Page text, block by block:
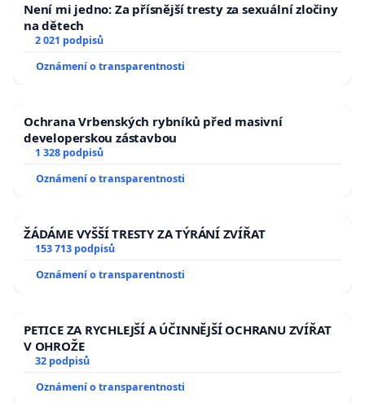
Není mi jedno: Za přísnější tresty za sexuální zločiny
na dětech
2 021 podpisů
Oznámení o transparentnosti
Ochrana Vrbenských rybníků před masivní
developerskou zástavbou
1 328 podpisů
Oznámení o transparentnosti
ŽÁDÁME VYŠŠÍ TRESTY ZA TÝRÁNÍ ZVÍŘAT
153 713 podpisů
Oznámení o transparentnosti
PETICE ZA RYCHLEJŠÍ A ÚČINNĚJŠÍ OCHRANU ZVÍŘAT
V OHROŽE
32 podpisů
Oznámení o transparentnosti